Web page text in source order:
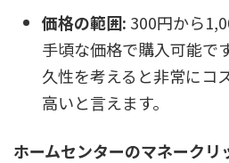
価格の範囲: 300円から
手頃な価格で購入可能で
久性を考えると非常にコ
高いと言えます。
ホームセンターのマネーク